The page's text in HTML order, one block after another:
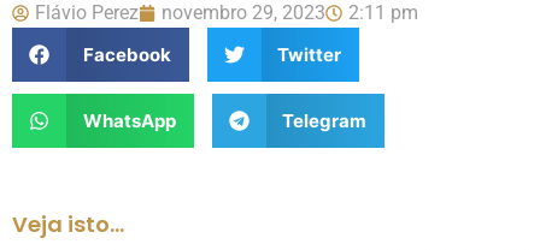
Flávio Perez novembro 29, 2023
2:11 pm
Facebook
Twitter
WhatsApp Telegram
Veja isto...